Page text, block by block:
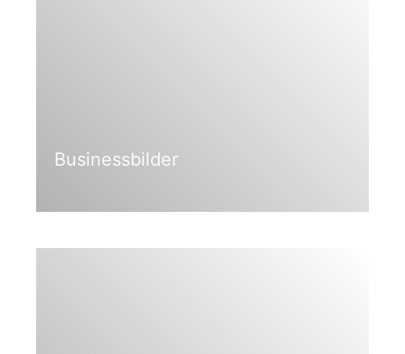
Businessbilder